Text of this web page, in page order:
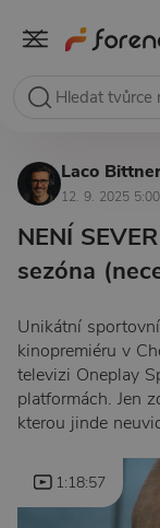
Laco Bittner
12. 9. 2025 5:00
NENÍ
sezóna
Unikátní
kinopremiéru v
televizi Oneplay
platformách. Jen
kterou jinde
1:18:57